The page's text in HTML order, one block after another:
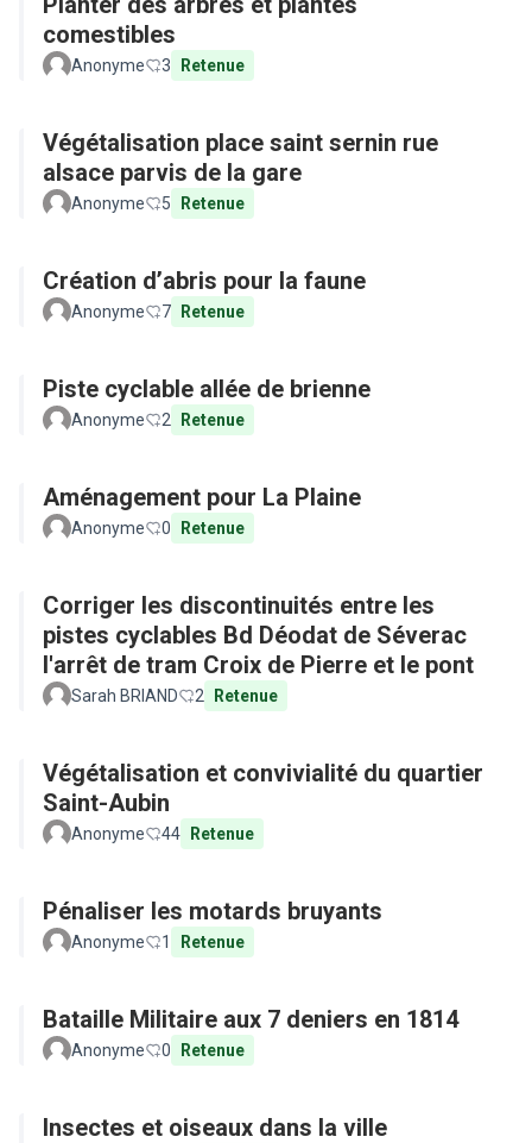
comestibles
Anonyme 3 Retenue
Végétalisation place saint sernin rue
alsace parvis de la gare
Anonyme 5 Retenue
Création d’abris pour la faune
Anonyme 7 Retenue
Piste cyclable allée de brienne
Anonyme 2 Retenue
Aménagement pour La Plaine
Anonyme 0 Retenue
Corriger les discontinuités entre les
pistes cyclables Bd Déodat de Séverac
l'arrêt de tram Croix de Pierre et le pont
Sarah BRIAND 2 Retenue
Végétalisation et convivialité du quartier
Saint-Aubin
Anonyme 44 Retenue
Pénaliser les motards bruyants
Anonyme 1 Retenue
Bataille Militaire aux 7 deniers en 1814
Anonyme 0 Retenue
Insectes et oiseaux dans la ville